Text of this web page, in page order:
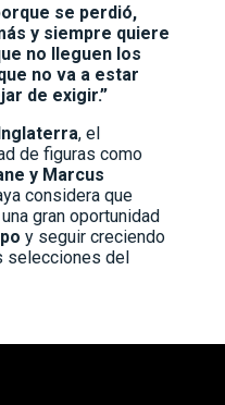
se perdió,
y siempre quiere
no lleguen los
no va a estar
de exigir.”
, el
de figuras como
y Marcus
considera que
gran oportunidad
y seguir creciendo
selecciones del